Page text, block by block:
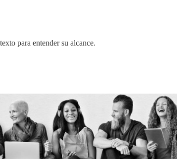
para entender su alcance.